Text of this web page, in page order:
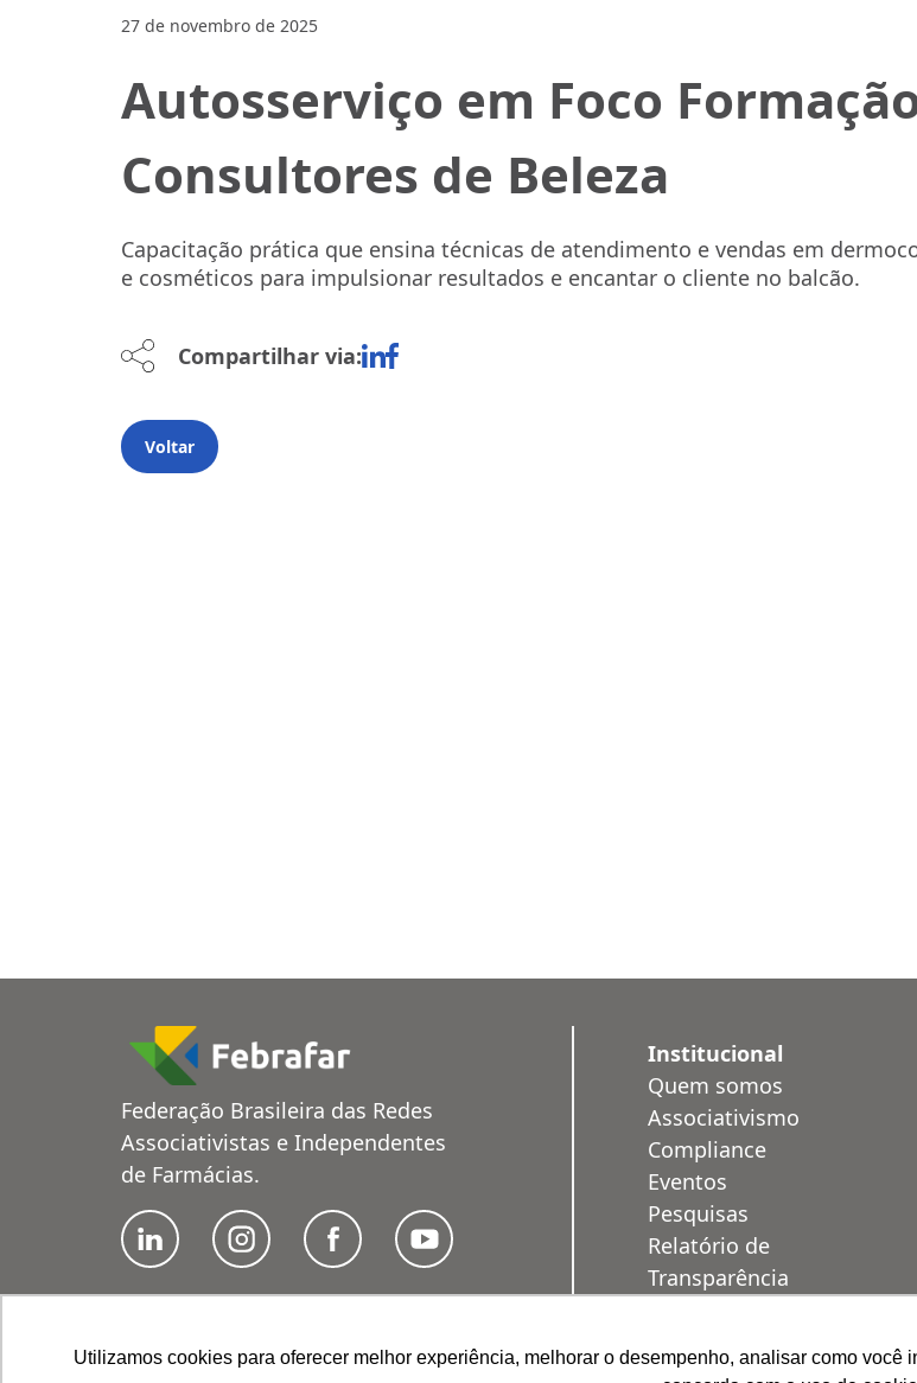
Utilizamos cookies para oferecer melhor experiência, melhorar o desempenho, analisar como
27 de novembro de 2025
Autosserviço em Foco
Consultores de Beleza
Capacitação prática que ensina técnicas de atendimento e vendas em
e cosméticos para impulsionar resultados e encantar o cliente no balcão.
Compartilhar via:
Voltar
Federação Brasileira das Redes
Associativistas e Independentes
de Farmácias.
Institucional
Quem somos
Associativismo
Compliance
Eventos
Pesquisas
Relatório de
Transparência